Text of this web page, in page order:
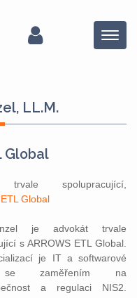
Menu
LL.M.
Global
trvale spolupracující,
Global
je advokát trvale
s ARROWS ETL Global.
je IT a softwarové
zaměřením na
a regulaci NIS2.